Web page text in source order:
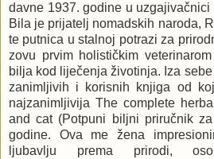
davne 1937. godine u uzgajivačnici
Bila je prijatelj nomadskih naroda,
te putnica u stalnoj potrazi za
zovu prvim holističkim
bilja kod liječenja životinja. Iza
zanimljivih i korisnih knjiga od
najzanimljivija The complete
and cat (Potpuni biljni priručnik
godine. Ova me žena
ljubavlju prema prirodi,